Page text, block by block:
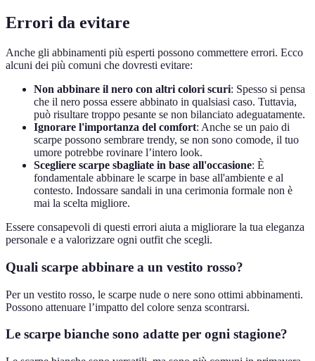
Errori da evitare
Anche gli abbinamenti più esperti possono commettere errori. Ecco
alcuni dei più comuni che dovresti evitare:
Non abbinare il nero con altri colori scuri: Spesso si pensa
che il nero possa essere abbinato in qualsiasi caso. Tuttavia,
può risultare troppo pesante se non bilanciato adeguatamente.
Ignorare l'importanza del comfort: Anche se un paio di
scarpe possono sembrare trendy, se non sono comode, il tuo
umore potrebbe rovinare l’intero look.
Scegliere scarpe sbagliate in base all'occasione: È
fondamentale abbinare le scarpe in base all'ambiente e al
contesto. Indossare sandali in una cerimonia formale non è
mai la scelta migliore.
Essere consapevoli di questi errori aiuta a migliorare la tua eleganza
personale e a valorizzare ogni outfit che scegli.
Quali scarpe abbinare a un vestito rosso?
Per un vestito rosso, le scarpe nude o nere sono ottimi abbinamenti.
Possono attenuare l’impatto del colore senza scontrarsi.
Le scarpe bianche sono adatte per ogni stagione?